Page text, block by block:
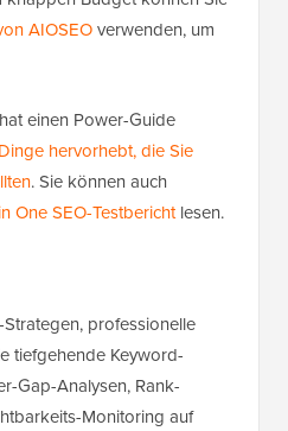
AIOSEOverwenden, um
einen Power-Guide
hervorhebt, die Sie
. Sie können auch
One SEO-Testberichtlesen.
professionelle
tiefgehende Keyword-
Gap-Analysen, Rank-
Monitoring auf